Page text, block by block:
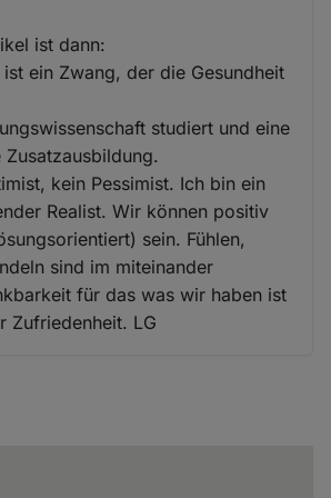
ist dann:
ist ein Zwang, der die Gesundheit
studiert und eine
kein Pessimist. Ich bin ein
Realist. Wir können positiv
sein. Fühlen,
sind im miteinander
für das was wir haben ist
Zufriedenheit. LG